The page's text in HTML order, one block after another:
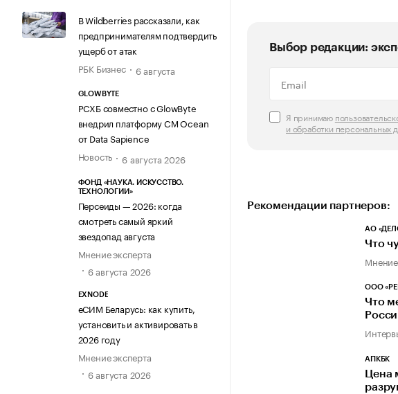
В Wildberries рассказали, как
предпринимателям подтвердить
ущерб от атак
РБК Бизнес
6 августа
GLOWBYTE
РСХБ совместно с GlowByte
внедрил платформу CM Ocean
от Data Sapience
Новость
6 августа 2026
ФОНД «НАУКА. ИСКУССТВО.
ТЕХНОЛОГИИ»
Персеиды — 2026: когда
смотреть самый яркий
звездопад августа
Мнение эксперта
6 августа 2026
EXNODE
еСИМ Беларусь: как купить,
установить и активировать в
2026 году
Мнение эксперта
6 августа 2026
Выбор редакции:
Я принимаю
и обработки персональных
Рекомендации партнеров:
АО
Что
ООО
Что
АПКБК
Цена